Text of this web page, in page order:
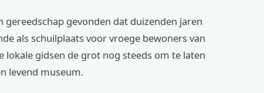
gevonden dat duizenden jaren
als schuilplaats voor vroege bewoners van
lokale gidsen de grot nog steeds om te laten
levend museum.